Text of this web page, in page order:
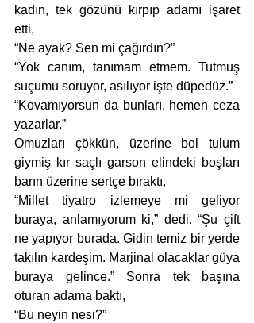
kadın, tek gözünü kırpıp adamı işaret
etti,
“Ne ayak? Sen mi çağırdın?”
“Yok canım, tanımam etmem. Tutmuş
suçumu soruyor, asılıyor işte düpedüz.”
“Kovamıyorsun da bunları, hemen ceza
yazarlar.”
Omuzları çökkün, üzerine bol tulum
giymiş kır saçlı garson elindeki boşları
barın üzerine sertçe bıraktı,
“Millet tiyatro izlemeye mi geliyor
buraya, anlamıyorum ki,” dedi. “Şu çift
ne yapıyor burada. Gidin temiz bir yerde
takılın kardeşim. Marjinal olacaklar güya
buraya gelince.” Sonra tek başına
oturan adama baktı,
“Bu neyin nesi?”